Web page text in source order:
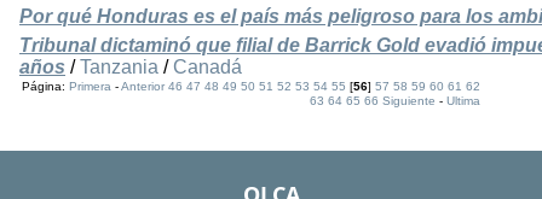
Por qué Honduras es el país más peligroso para los
Tribunal dictaminó que filial de Barrick Gold evadió
años /Tanzania / Canadá
Página:Primera -Anterior 46 47 48 49 50 51 52 53 54 55 [56]57 58 59 60 61 62
63 64 65 66 Siguiente -Ultima